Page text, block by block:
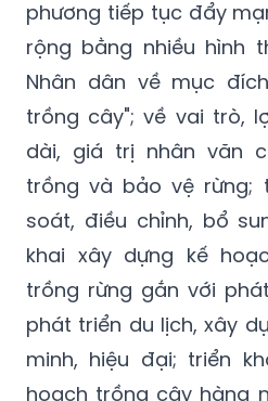
phương tiếp tục đẩy
rộng bằng nhiều hình
Nhân dân về mục
trồng cây"; về vai trò,
dài, giá trị nhân văn
trồng và bảo vệ
soát, điều chỉnh, bổ
khai xây dựng kế
trồng rừng gắn với
phát triển du lịch, xây
minh, hiệu đại; triển
hoạch trồng cây hàng